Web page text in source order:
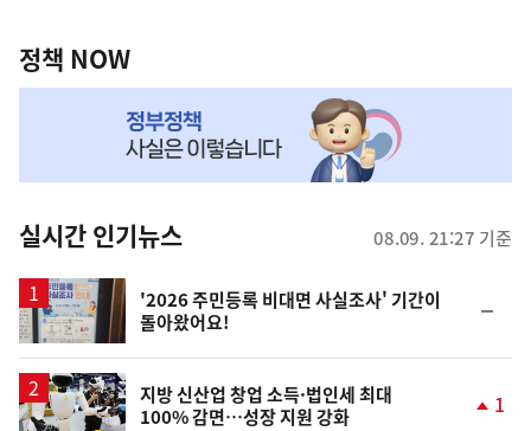
책
NOW,
뉴
스
정책 NOW
실시간 인기뉴스 08.09. 21:27 기준
'2026 주민등록 비대면 사실조사' 기간이
돌아왔어요!
일
지방 신산업 창업 소득·법인세 최대
100% 감면…성장 지원 강화
1